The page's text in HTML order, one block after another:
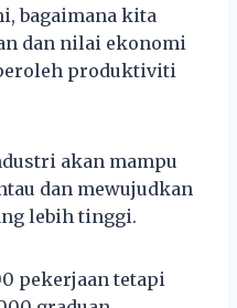
bagaimana kita
dan nilai ekonomi
produktiviti
akan mampu
dan mewujudkan
lebih tinggi.
pekerjaan tetapi